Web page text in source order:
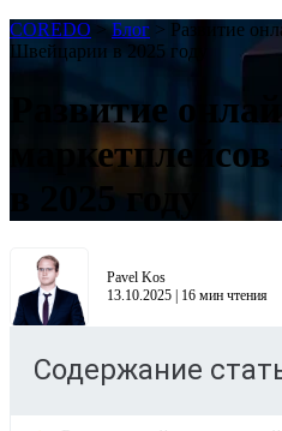
COREDO >Блог > Развитие
Швейцарии в 2025 году
Развитие
Pavel Kos
13.10.2025 | 16 мин чтения
Содержание